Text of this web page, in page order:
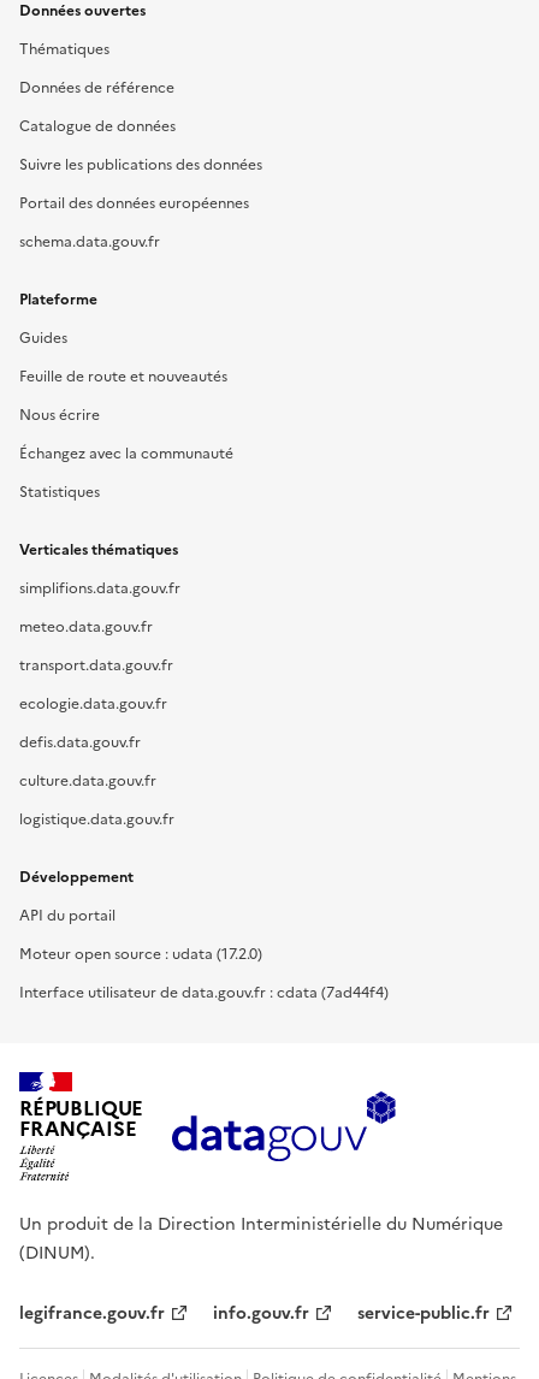
Données ouvertes
Thématiques
Données de référence
Catalogue de données
Suivre les publications des données
Portail des données européennes
schema.data.gouv.fr
Plateforme
Guides
Feuille de route et nouveautés
Nous écrire
Échangez avec la communauté
Statistiques
Verticales thématiques
simplifions.data.gouv.fr
meteo.data.gouv.fr
transport.data.gouv.fr
ecologie.data.gouv.fr
defis.data.gouv.fr
culture.data.gouv.fr
logistique.data.gouv.fr
Développement
API du portail
Moteur open source : udata (17.2.0)
Interface utilisateur de data.gouv.fr : cdata (7ad44f4)
RÉPUBLIQUE
FRANÇAISE
Un produit de la Direction Interministérielle du Numérique
(DINUM).
legifrance.gouv.fr info.gouv.fr service-public.fr